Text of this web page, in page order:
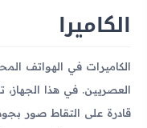
الكاميرا
الكاميرات في الهواتف
قادرة على التقاط صور